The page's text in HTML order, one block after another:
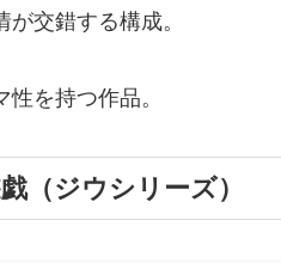
交錯する構成。
を持つ作品。
（ジウシリーズ）